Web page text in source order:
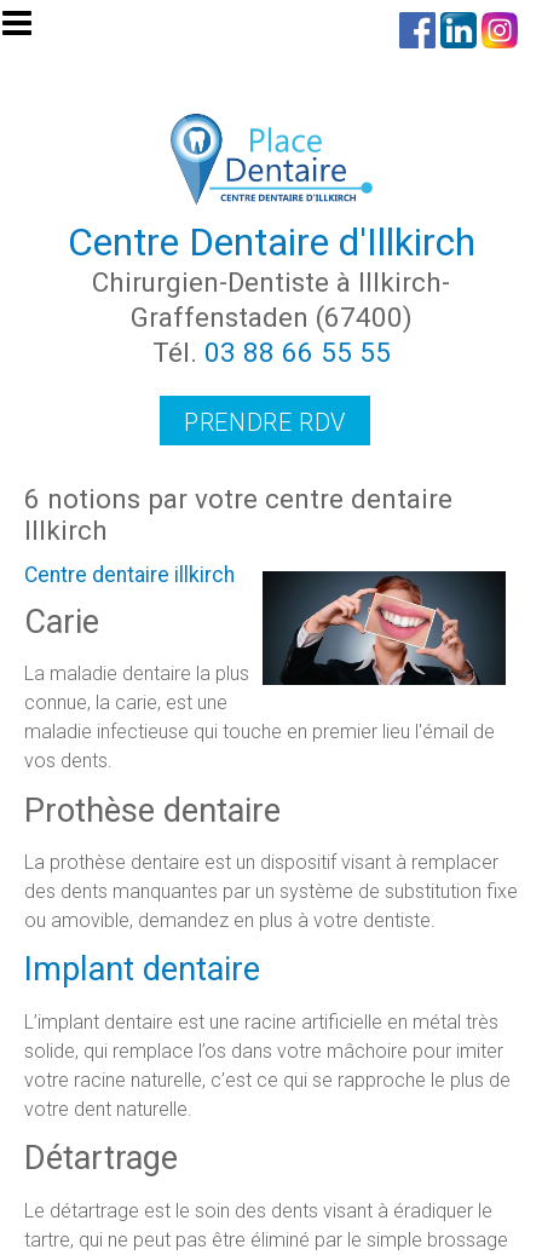
Aller au contenu principal
Centre Dentaire d'Illkirch
Chirurgien-Dentiste à Illkirch-
Graffenstaden (67400)
Tél. 03 88 66 55 55
PRENDRE RDV
6 notions par votre centre dentaire
Illkirch
Centre dentaire illkirch
Carie
La maladie dentaire la plus
connue, la carie, est une
maladie infectieuse qui touche en premier lieu l'émail de
vos dents.
Prothèse dentaire
La prothèse dentaire est un dispositif visant à remplacer
des dents manquantes par un système de substitution fixe
ou amovible, demandez en plus à votre dentiste.
Implant dentaire
L’implant dentaire est une racine artificielle en métal très
solide, qui remplace l’os dans votre mâchoire pour imiter
votre racine naturelle, c’est ce qui se rapproche le plus de
votre dent naturelle.
Détartrage
Le détartrage est le soin des dents visant à éradiquer le
tartre, qui ne peut pas être éliminé par le simple brossage